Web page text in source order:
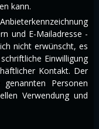
kann.
und E-Mailadresse -
nicht erwünscht, es
Einwilligung
Kontakt. Der
Personen
Verwendung und